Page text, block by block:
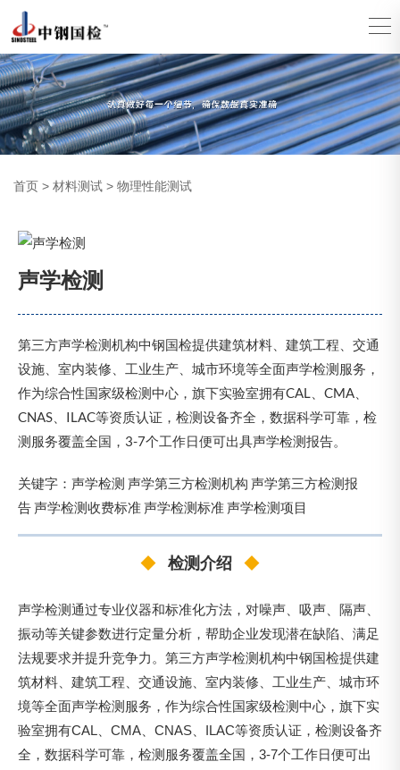
首页 > 材料测试 > 物理性能测试
声学检测
第三方声学检测机构中钢国检提供建筑材料、建筑工程、交通
设施、室内装修、工业生产、城市环境等全面声学检测服务，
作为综合性国家级检测中心，旗下实验室拥有CAL、CMA、
CNAS、ILAC等资质认证，检测设备齐全，数据科学可靠，检
测服务覆盖全国，3-7个工作日便可出具声学检测报告。
关键字： 声学检测 声学第三方检测机构 声学第三方检测报
告声学检测收费标准声学检测标准声学检测项目
◆ 检测介绍 ◆
声学检测通过专业仪器和标准化方法，对噪声、吸声、隔声、
振动等关键参数进行定量分析，帮助企业发现潜在缺陷、满足
法规要求并提升竞争力。第三方声学检测机构中钢国检提供建
筑材料、建筑工程、交通设施、室内装修、工业生产、城市环
境等全面声学检测服务，作为综合性国家级检测中心，旗下实
验室拥有CAL、CMA、CNAS、ILAC等资质认证，检测设备齐
全，数据科学可靠，检测服务覆盖全国，3-7个工作日便可出